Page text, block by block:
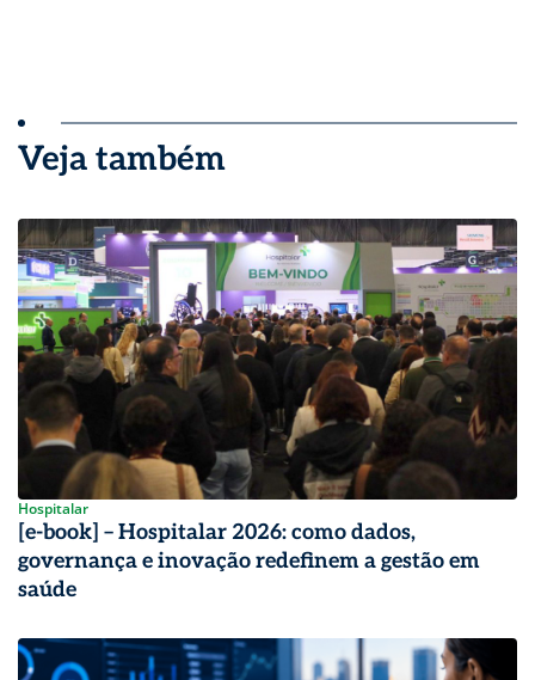
Veja também
Hospitalar
[e-book] – Hospitalar 2026: como dados,
governança e inovação redefinem a gestão em
saúde